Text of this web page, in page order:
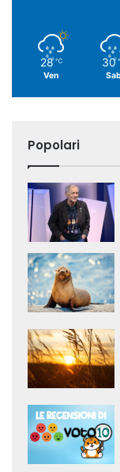
28 ℃
Ven
30
Popolari